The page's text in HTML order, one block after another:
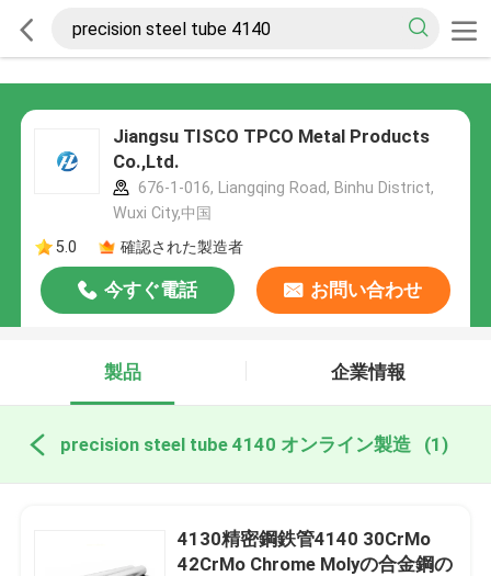
Jiangsu TISCO TPCO Metal Products
Co.,Ltd.
676-1-016, Liangqing Road, Binhu District,
Wuxi City,中国
5.0
確認された製造者
今すぐ電話 お問い合わせ
製品 企業情報
precision steel tube 4140 オンライン製造 (1)
4130精密鋼鉄管4140 30CrMo
42CrMo Chrome Molyの合金鋼の